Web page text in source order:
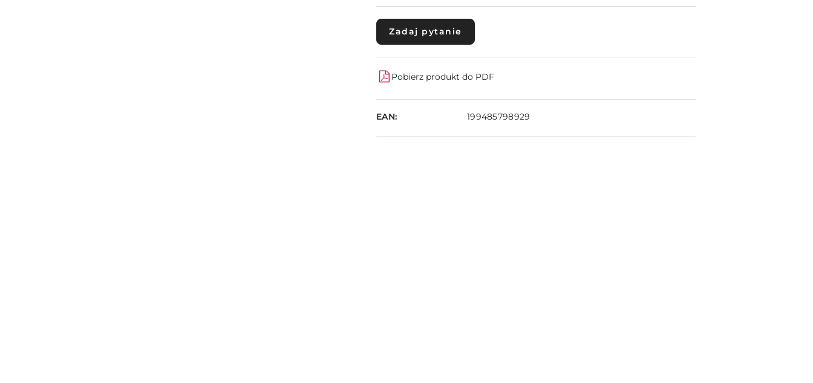
Zadaj pytanie
Pobierz produkt do PDF
EAN: 199485798929